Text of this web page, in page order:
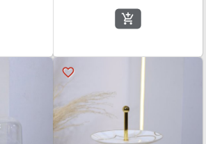
add_shopping_cart
favorite_border